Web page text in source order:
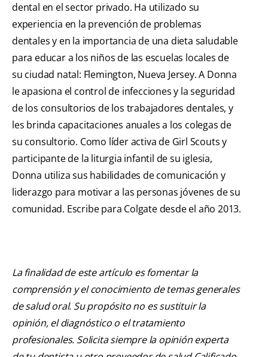
dental en el sector privado. Ha utilizado su
experiencia en la prevención de problemas
dentales y en la importancia de una dieta saludable
para educar a los niños de las escuelas locales de
su ciudad natal: Flemington, Nueva Jersey. A Donna
le apasiona el control de infecciones y la seguridad
de los consultorios de los trabajadores dentales, y
les brinda capacitaciones anuales a los colegas de
su consultorio. Como líder activa de Girl Scouts y
participante de la liturgia infantil de su iglesia,
Donna utiliza sus habilidades de comunicación y
liderazgo para motivar a las personas jóvenes de su
comunidad. Escribe para Colgate desde el año 2013.
La finalidad de este artículo es fomentar la
comprensión y el conocimiento de temas generales
de salud oral. Su propósito no es sustituir la
opinión, el diagnóstico o el tratamiento
profesionales. Solicita siempre la opinión experta